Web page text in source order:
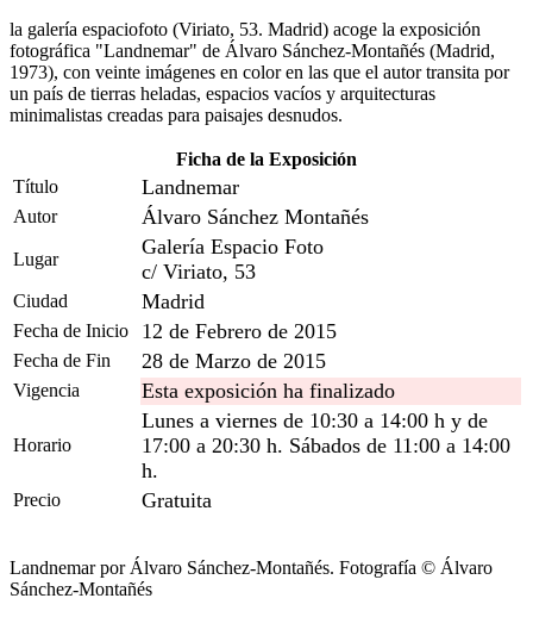
la galería espaciofoto (Viriato, 53. Madrid) acoge la exposición
fotográfica "Landnemar" de Álvaro Sánchez-Montañés (Madrid,
1973), con veinte imágenes en color en las que el autor transita por
un país de tierras heladas, espacios vacíos y arquitecturas
minimalistas creadas para paisajes desnudos.
Ficha de la Exposición
Título
Landnemar
Autor Álvaro Sánchez Montañés
Lugar
Galería Espacio Foto
c/ Viriato, 53
Ciudad Madrid
Fecha de Inicio 12 de Febrero de 2015
Fecha de Fin 28 de Marzo de 2015
Vigencia Esta exposición ha finalizado
Horario
Lunes a viernes de 10:30 a 14:00 h y de
17:00 a 20:30 h. Sábados de 11:00 a 14:00
h.
Precio Gratuita
Landnemar por Álvaro Sánchez-Montañés. Fotografía © Álvaro
Sánchez-Montañés